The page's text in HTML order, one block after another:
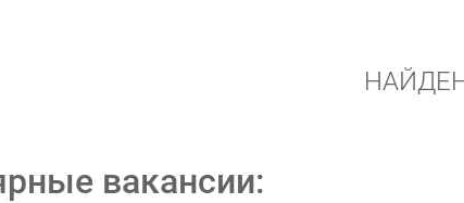
вакансии: